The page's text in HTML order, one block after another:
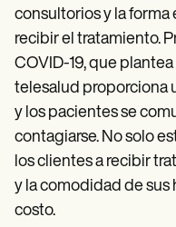
consultorios y la
recibir el tratamiento.
COVID-19, que
telesalud proporciona
y los pacientes se
contagiarse. No solo
los clientes a recibir
y la comodidad de sus
costo.